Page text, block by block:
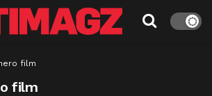
film
film